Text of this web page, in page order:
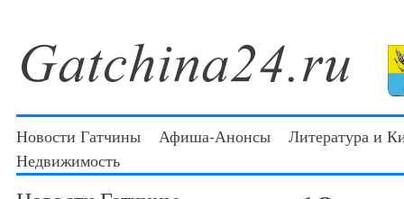
Новости Гатчины Афиша-Анонсы
Литература и
Недвижимость